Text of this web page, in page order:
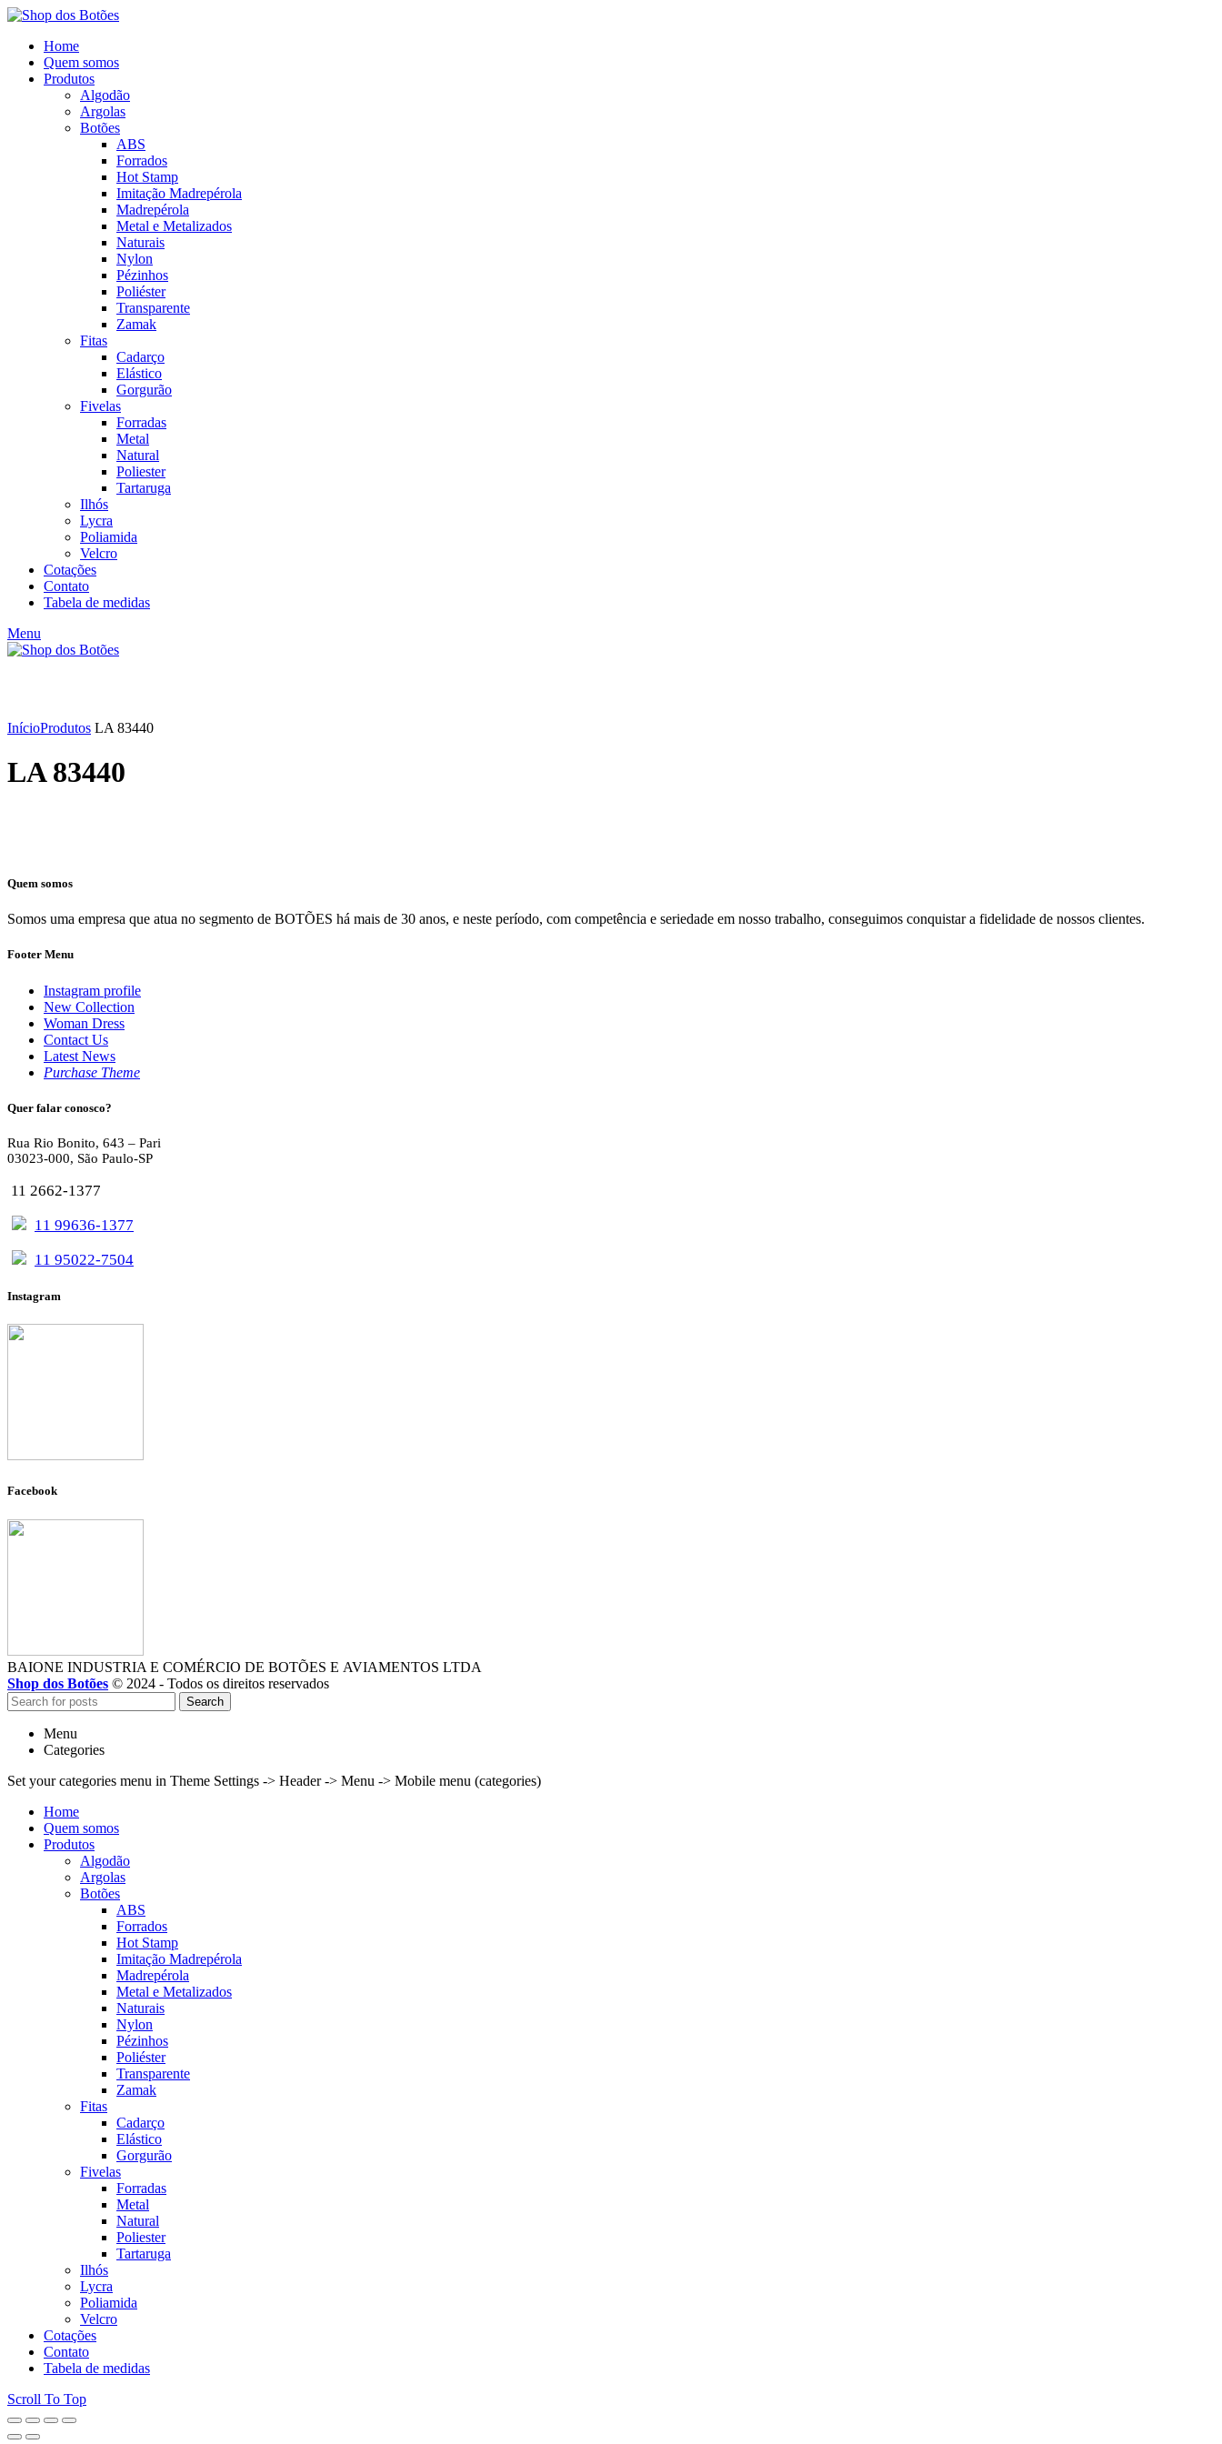
Home
Quem somos
Produtos
Algodão
Argolas
Botões
ABS
Forrados
Hot Stamp
Imitação Madrepérola
Madrepérola
Metal e Metalizados
Naturais
Nylon
Pézinhos
Poliéster
Transparente
Zamak
Fitas
Cadarço
Elástico
Gorgurão
Fivelas
Forradas
Metal
Natural
Poliester
Tartaruga
Ilhós
Lycra
Poliamida
Velcro
Cotações
Contato
Tabela de medidas
Menu
InícioProdutos LA 83440
LA 83440
Quem somos
Somos uma empresa que atua no segmento de BOTÕES há mais de 30 anos, e neste período, com competência e seriedade em nosso trabalho, conseguimos conquistar a fidelidade de nossos clientes.
Footer Menu
Instagram profile
New Collection
Woman Dress
Contact Us
Latest News
Purchase Theme
Quer falar conosco?
Rua Rio Bonito, 643 – Pari
03023-000, São Paulo-SP
11 2662-1377
11 99636-1377
11 95022-7504
Instagram
Facebook
BAIONE INDUSTRIA E COMÉRCIO DE BOTÕES E AVIAMENTOS LTDA
Shop dos Botões © 2024 - Todos os direitos reservados
Search
Menu
Categories
Set your categories menu in Theme Settings -> Header -> Menu -> Mobile menu (categories)
Home
Quem somos
Produtos
Algodão
Argolas
Botões
ABS
Forrados
Hot Stamp
Imitação Madrepérola
Madrepérola
Metal e Metalizados
Naturais
Nylon
Pézinhos
Poliéster
Transparente
Zamak
Fitas
Cadarço
Elástico
Gorgurão
Fivelas
Forradas
Metal
Natural
Poliester
Tartaruga
Ilhós
Lycra
Poliamida
Velcro
Cotações
Contato
Tabela de medidas
Scroll To Top